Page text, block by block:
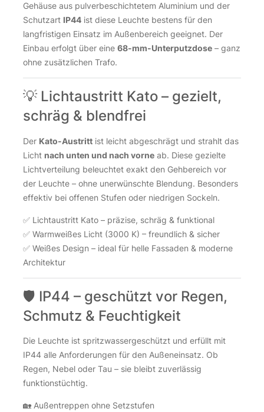
Gehäuse aus pulverbeschichtetem Aluminium und der
Schutzart IP44 ist diese Leuchte bestens für den
langfristigen Einsatz im Außenbereich geeignet. Der
Einbau erfolgt über eine 68-mm-Unterputzdose – ganz
ohne zusätzlichen Trafo.
💡 Lichtaustritt Kato – gezielt,
schräg & blendfrei
Der Kato-Austritt ist leicht abgeschrägt und strahlt das
Licht nach unten und nach vorne ab. Diese gezielte
Lichtverteilung beleuchtet exakt den Gehbereich vor
der Leuchte – ohne unerwünschte Blendung. Besonders
effektiv bei offenen Stufen oder niedrigen Sockeln.
✅ Lichtaustritt Kato – präzise, schräg & funktional
✅ Warmweißes Licht (3000 K) – freundlich & sicher
✅ Weißes Design – ideal für helle Fassaden & moderne
Architektur
🛡️ IP44 – geschützt vor Regen,
Schmutz & Feuchtigkeit
Die Leuchte ist spritzwassergeschützt und erfüllt mit
IP44 alle Anforderungen für den Außeneinsatz. Ob
Regen, Nebel oder Tau – sie bleibt zuverlässig
funktionstüchtig.
🏡 Außentreppen ohne Setzstufen